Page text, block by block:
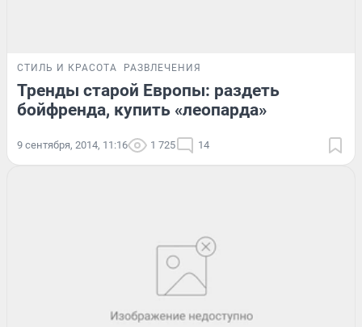
СТИЛЬ И КРАСОТА РАЗВЛЕЧЕНИЯ
Тренды старой Европы: раздеть
бойфренда, купить «леопарда»
9 сентября, 2014, 11:16 1 725 14